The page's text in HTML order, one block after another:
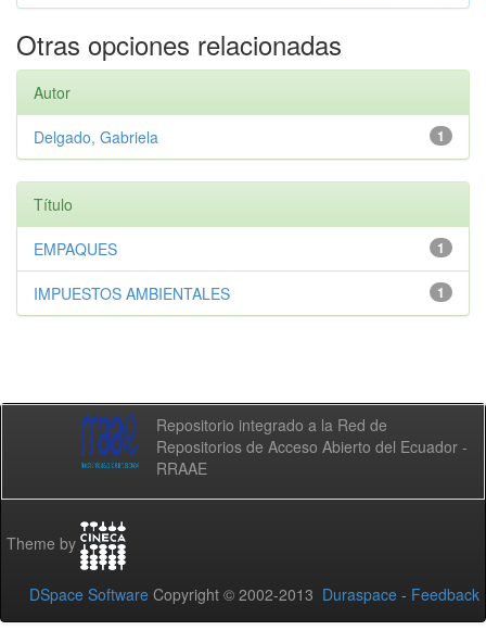
Otras opciones relacionadas
Autor
1
Delgado, Gabriela
Título
1
EMPAQUES
1
IMPUESTOS AMBIENTALES
Repositorio integrado a la Red de
Repositorios de Acceso Abierto del Ecuador -
RRAAE
Theme by
DSpace Software Copyright © 2002-2013 Duraspace - Feedback